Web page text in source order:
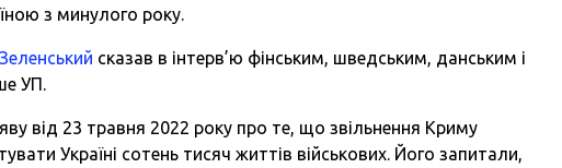
з минулого року.
сказав в інтерв’ю фінським, шведським, данським і
УП.
від 23 травня 2022 року про те, що звільнення Криму
Україні сотень тисяч життів військових. Його запитали,